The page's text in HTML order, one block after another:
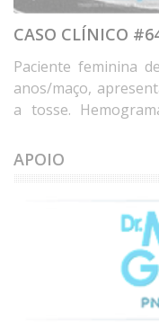
CASO CLÍNICO
Paciente feminina
anos/maço,
a tosse.
casa com umidade
diagnóstico? Deixe
patient, 70 years
fever associated
CRP=5. She has
years and has lived
APOIO